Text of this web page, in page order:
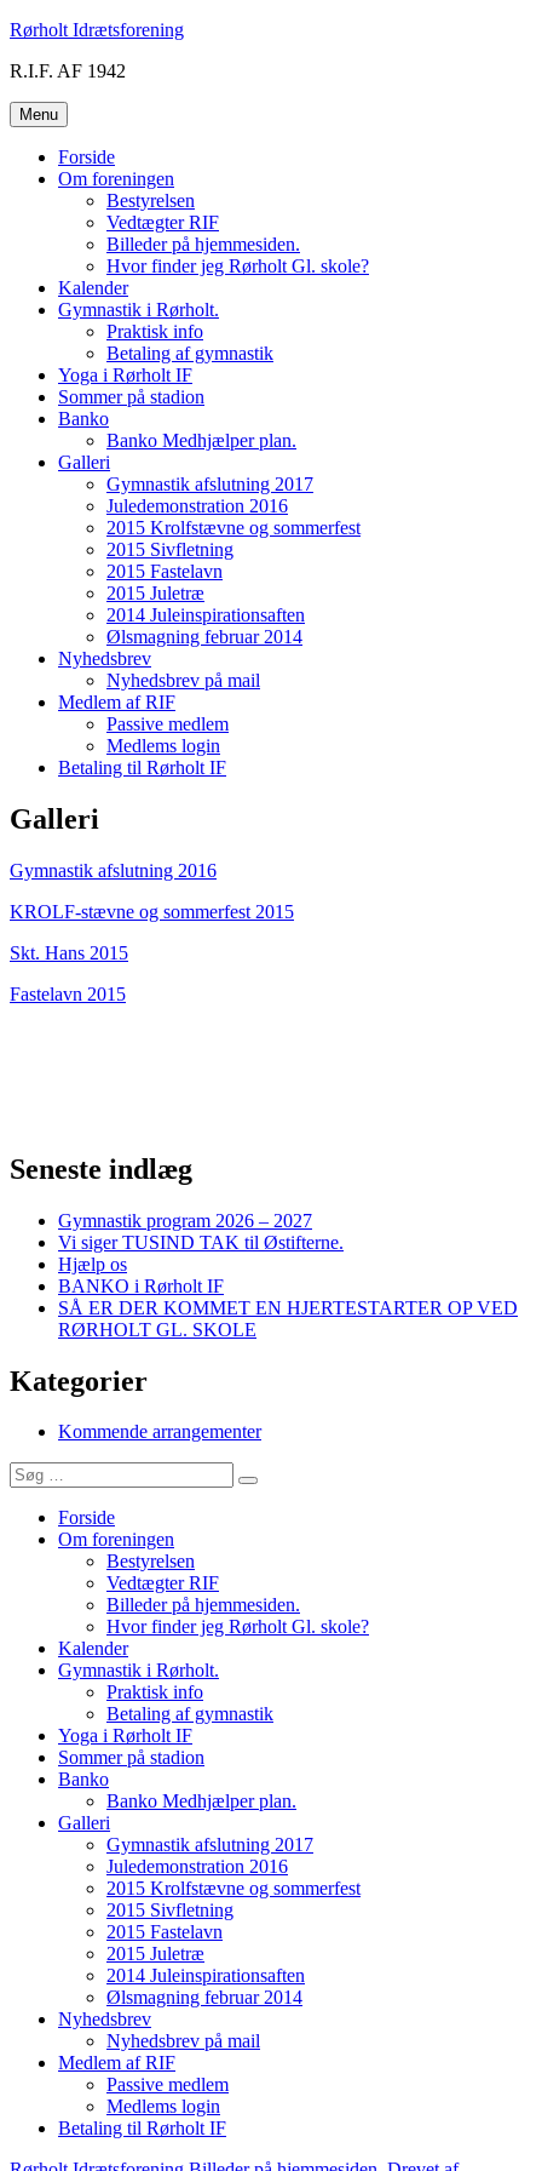
Videre
indhold
Rørholt Idrætsforening
R.I.F. AF 1942
Menu
Forside
Om foreningen
Bestyrelsen
Vedtægter RIF
Billeder på hjemmesiden.
Hvor finder jeg Rørholt Gl. skole?
Kalender
Gymnastik i Rørholt.
Praktisk info
Betaling af gymnastik
Yoga i Rørholt IF
Sommer på stadion
Banko
Banko Medhjælper plan.
Galleri
Gymnastik afslutning 2017
Juledemonstration 2016
2015 Krolfstævne og sommerfest
2015 Sivfletning
2015 Fastelavn
2015 Juletræ
2014 Juleinspirationsaften
Ølsmagning februar 2014
Nyhedsbrev
Nyhedsbrev på mail
Medlem af RIF
Passive medlem
Medlems login
Betaling til Rørholt IF
Galleri
Gymnastik afslutning 2016
KROLF-stævne og sommerfest 2015
Skt. Hans 2015
Fastelavn 2015
Seneste indlæg
Gymnastik program 2026 – 2027
Vi siger TUSIND TAK til Østifterne.
Hjælp os
BANKO i Rørholt IF
SÅ ER DER KOMMET EN HJERTESTARTER OP VED
RØRHOLT GL. SKOLE
Kategorier
Kommende arrangementer
Søg
efter:
Søg
Forside
Om foreningen
Bestyrelsen
Vedtægter RIF
Billeder på hjemmesiden.
Hvor finder jeg Rørholt Gl. skole?
Kalender
Gymnastik i Rørholt.
Praktisk info
Betaling af gymnastik
Yoga i Rørholt IF
Sommer på stadion
Banko
Banko Medhjælper plan.
Galleri
Gymnastik afslutning 2017
Juledemonstration 2016
2015 Krolfstævne og sommerfest
2015 Sivfletning
2015 Fastelavn
2015 Juletræ
2014 Juleinspirationsaften
Ølsmagning februar 2014
Nyhedsbrev
Nyhedsbrev på mail
Medlem af RIF
Passive medlem
Medlems login
Betaling til Rørholt IF